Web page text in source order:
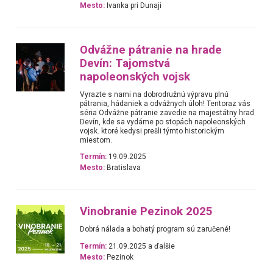
Mesto: Ivanka pri Dunaji
Odvážne pátranie na hrade
Devín: Tajomstvá
napoleonských vojsk
Vyrazte s nami na dobrodružnú výpravu plnú
pátrania, hádaniek a odvážnych úloh! Tentoraz vás
séria Odvážne pátranie zavedie na majestátny hrad
Devín, kde sa vydáme po stopách napoleonských
vojsk. ktoré kedysi prešli týmto historickým
miestom.
Termín: 19.09.2025
Mesto: Bratislava
Vinobranie Pezinok 2025
Dobrá nálada a bohatý program sú zaručené!
Termín: 21.09.2025 a ďalšie
Mesto: Pezinok